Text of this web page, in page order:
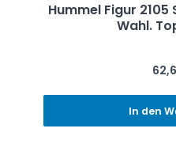
Hummel Figur 2105
Wahl.
In den